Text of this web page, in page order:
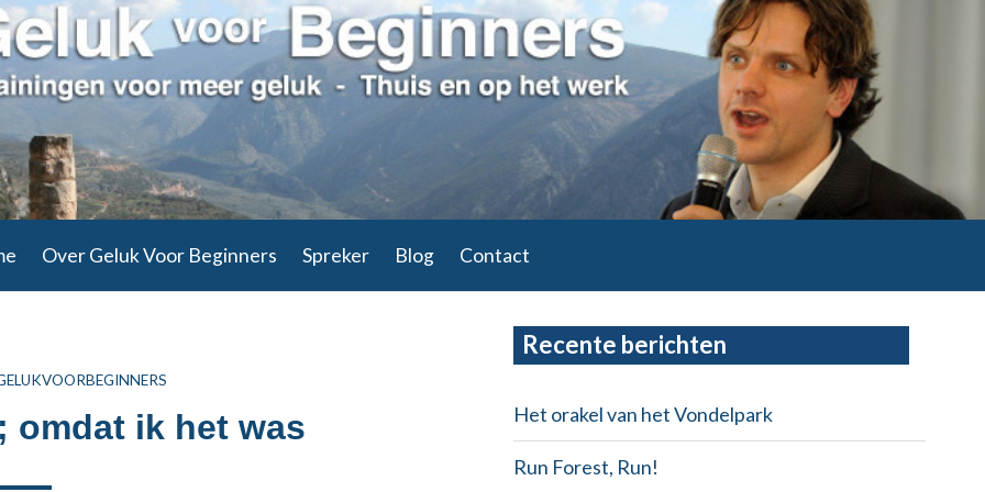
Over Geluk Voor Beginners Spreker Blog Contact
omdat ik het was
Primary
Recente berichten
Het orakel van het Vondelpark
Run Forest, Run!